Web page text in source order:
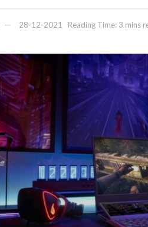
28-12-2021 Reading Time: 3 mins